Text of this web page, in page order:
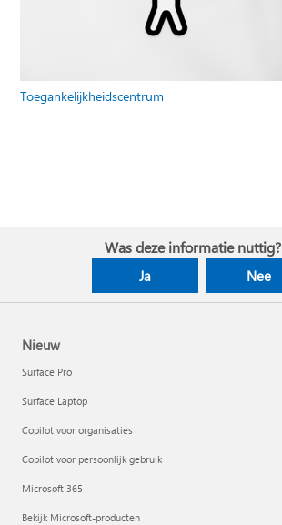
Toegankelijkheidscentrum
Was deze informatie nuttig?
Ja Nee
Nieuw
Surface Pro
Surface Laptop
Copilot voor organisaties
Copilot voor persoonlijk gebruik
Microsoft 365
Bekijk Microsoft-producten